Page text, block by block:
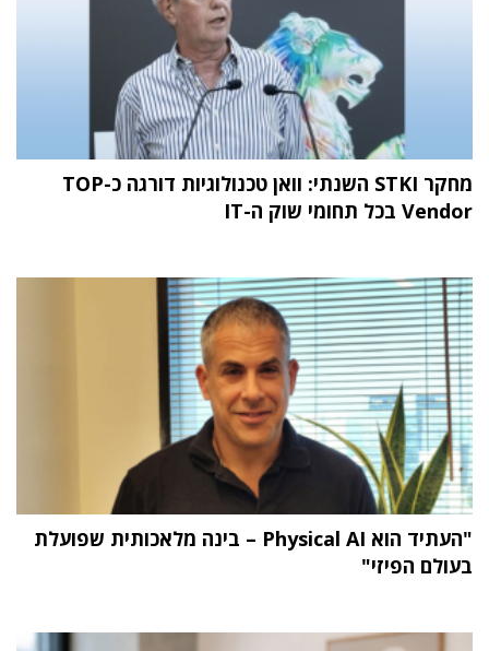
מחקר STKI השנתי: וואן טכנולוגיות דורגה כ-TOP
Vendor בכל תחומי שוק ה-IT
"העתיד הוא Physical AI – בינה מלאכותית שפועלת
בעולם הפיזי"